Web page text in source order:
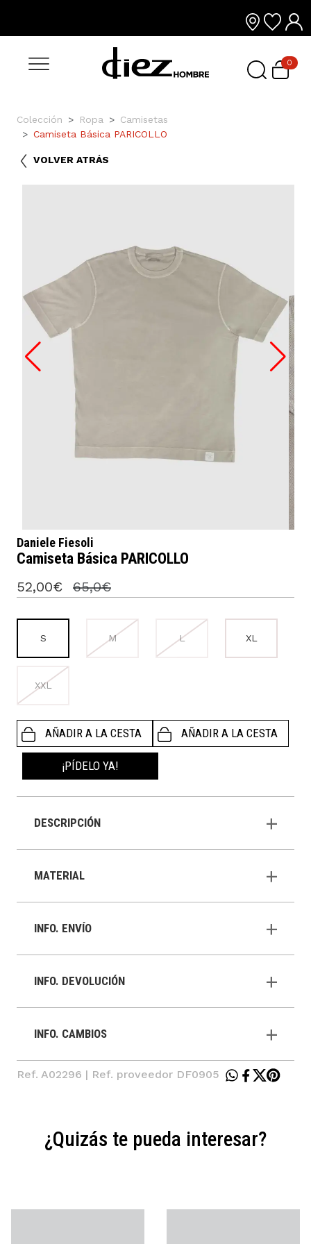
0
Colección Ropa
Camisetas
Camiseta Básica PARICOLLO
VOLVER ATRÁS
Daniele Fiesoli
Camiseta Básica PARICOLLO
52,00€ 65,0€
S M L XL
XXL
AÑADIR A LA CESTA AÑADIR A LA CESTA
¡PÍDELO YA!
DESCRIPCIÓN
MATERIAL
INFO. ENVÍO
INFO. DEVOLUCIÓN
INFO. CAMBIOS
Ref. A02296 | Ref. proveedor DF0905
¿Quizás te pueda interesar?